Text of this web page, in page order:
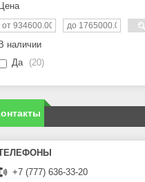
Цена
В наличии
Да
20
+7 (777) 636-33-20